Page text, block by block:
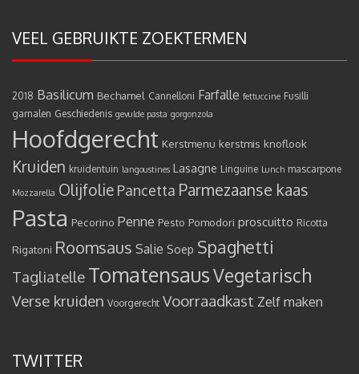
VEEL GEBRUIKTE ZOEKTERMEN
2018 Basilicum Bechamel Cannelloni Farfalle fettuccine Fusilli
garnalen Geschiedenis gevulde pasta gorgonzola
Hoofdgerecht Kerstmenu kerstmis knoflook
Kruiden kruidentuin langoustines Lasagne Linguine Lunch mascarpone
Mozzarella Olijfolie Pancetta Parmezaanse kaas
Pasta Pecorino Penne Pesto Pomodori proscuitto Ricotta
Rigatoni Roomsaus Salie Soep Spaghetti
Tagliatelle TomatensausVegetarisch
Verse kruiden Voorgerecht Voorraadkast Zelf maken
TWITTER